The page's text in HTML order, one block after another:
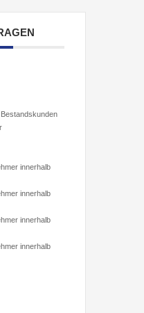
innerhalb
innerhalb
innerhalb
innerhalb